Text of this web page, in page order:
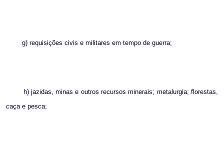
g) requisições civis e militares em tempo de guerra;
h) jazidas, minas e outros recursos minerais; metalurgia; florestas,
caça e pesca;